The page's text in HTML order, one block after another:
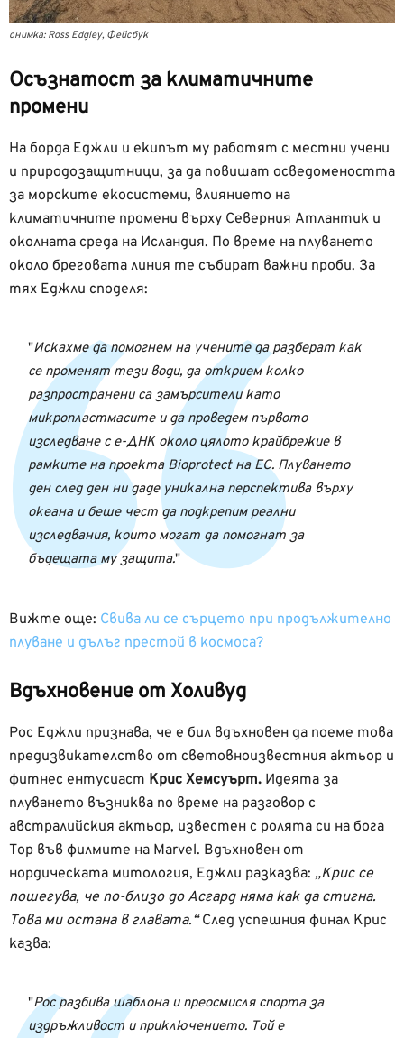
снимка: Ross Edgley, Фейсбук
Осъзнатост за климатичните
промени
На борда Еджли и екипът му работят с местни учени
и природозащитници, за да повишат осведомеността
за морските екосистеми, влиянието на
климатичните промени върху Северния Атлантик и
околната среда на Исландия. По време на плуването
около бреговата линия те събират важни проби. За
тях Еджли споделя:
Искахме да помогнем на учените да разберат как
се променят тези води, да открием колко
разпространени са замърсители като
микропластмасите и да проведем първото
изследване с е-ДНК около цялото крайбрежие в
рамките на проекта Bioprotect на ЕС. Плуването
ден след ден ни даде уникална перспектива върху
океана и беше чест да подкрепим реални
изследвания, които могат да помогнат за
бъдещата му защита.
Вижте още: Свива ли се сърцето при продължително
плуване и дълъг престой в космоса?
Вдъхновение от Холивуд
Рос Еджли признава, че е бил вдъхновен да поеме това
предизвикателство от световноизвестния актьор и
фитнес ентусиаст Крис Хемсуърт. Идеята за
плуването възниква по време на разговор с
австралийския актьор, известен с ролята си на бога
Тор във филмите на Marvel. Вдъхновен от
нордическата митология, Еджли разказва: „Крис се
пошегува, че по-близо до Асгард няма как да стигна.
Това ми остана в главата.“След успешния финал Крис
казва:
Рос разбива шаблона и преосмисля спорта за
издръжливост и приключението. Той е